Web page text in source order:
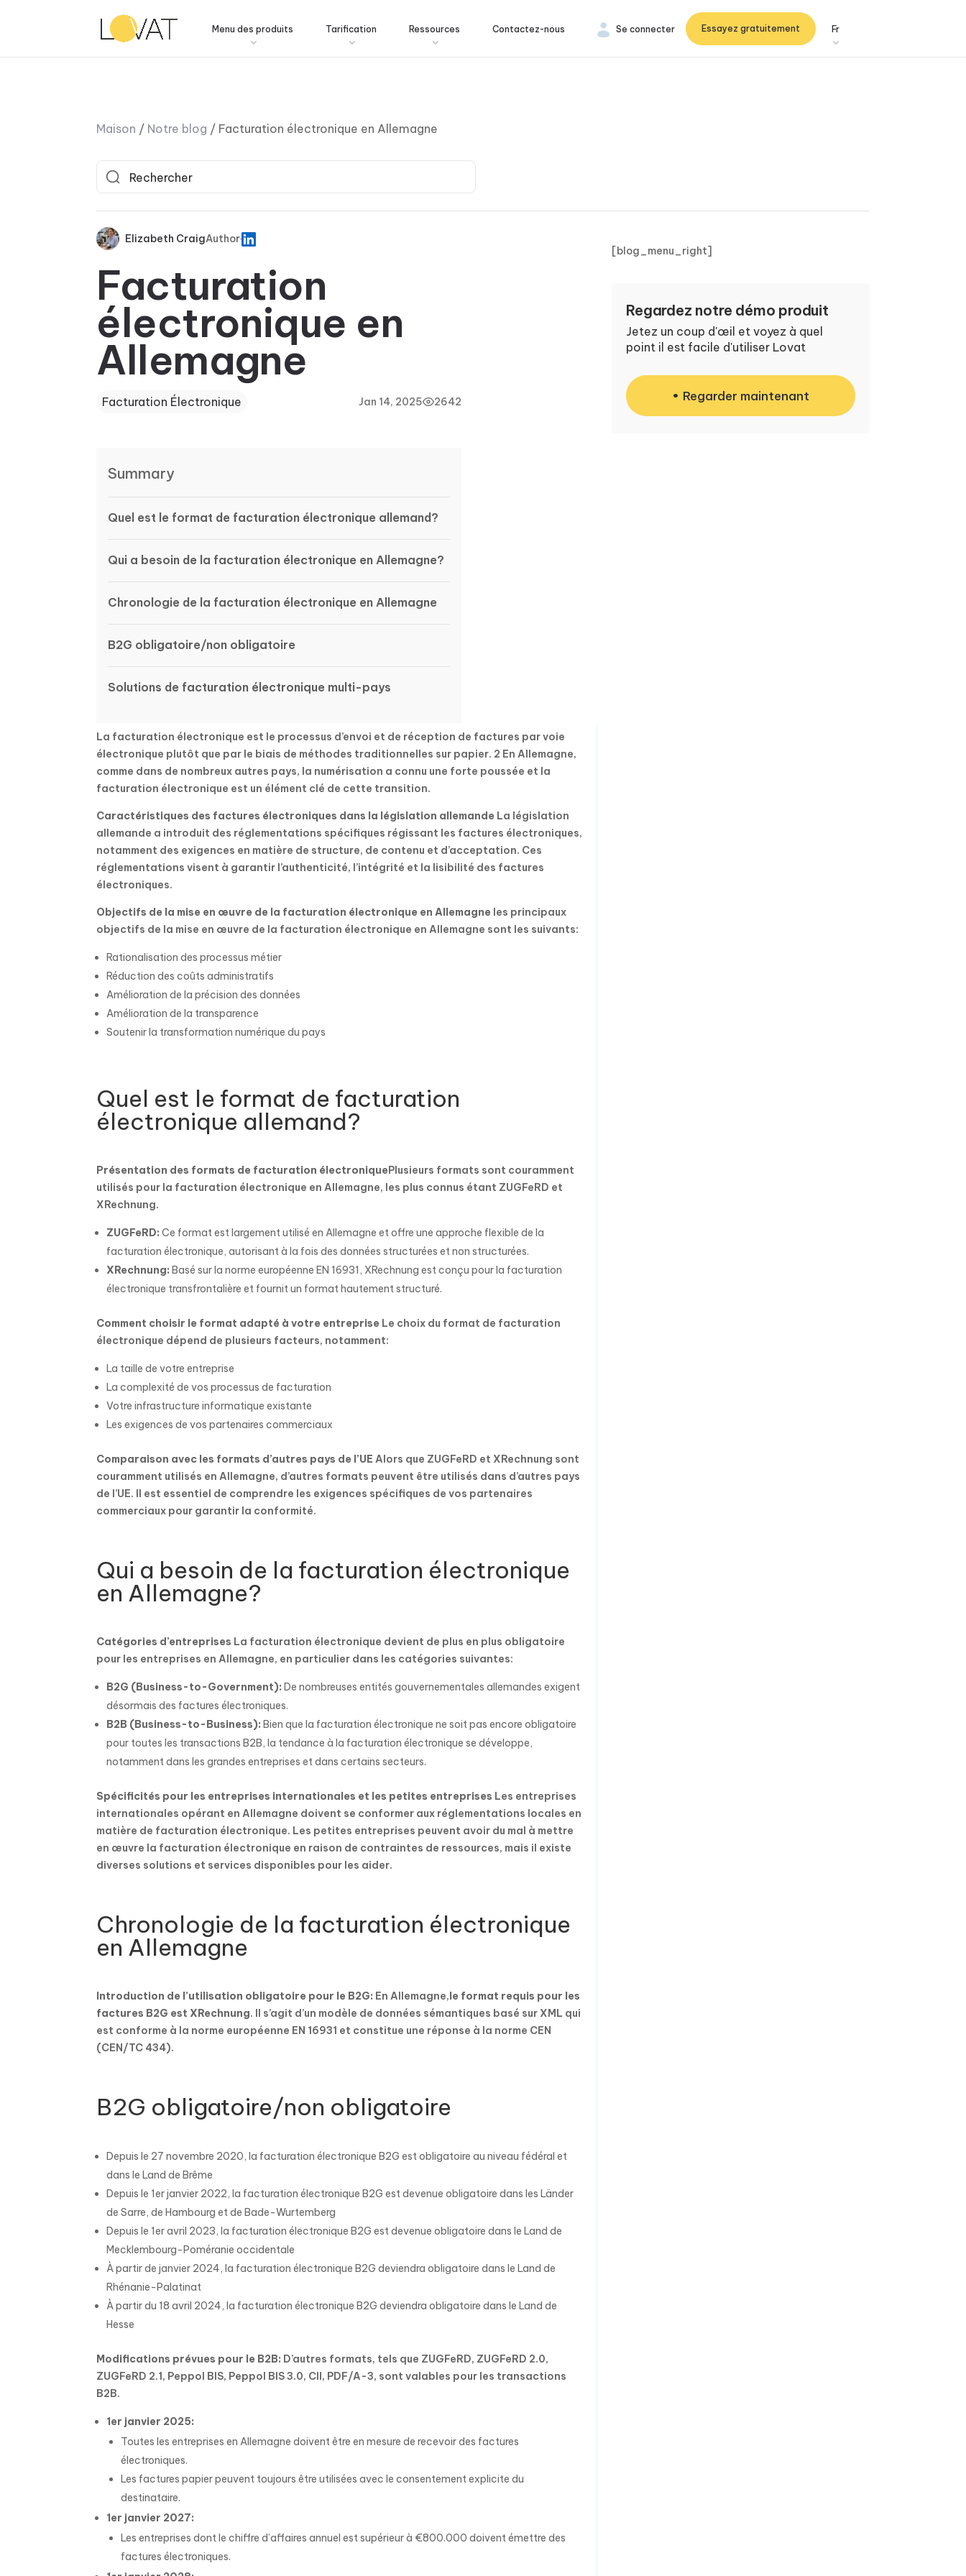
Menu des produits Tarification Ressources Contactez-nous Fr
Essayez gratuitement
Se connecter
Maison / Notre blog / Facturation électronique en Allemagne
Elizabeth CraigAuthor
Facturation
électronique en
Allemagne
Facturation Électronique Jan 14, 2025 2642
Summary
Quel est le format de facturation électronique allemand?
Qui a besoin de la facturation électronique en Allemagne?
Chronologie de la facturation électronique en Allemagne
B2G obligatoire/non obligatoire
Solutions de facturation électronique multi-pays
La facturation électronique est le processus d’envoi et de réception de factures par voie
électronique plutôt que par le biais de méthodes traditionnelles sur papier. 2 En Allemagne,
comme dans de nombreux autres pays, la numérisation a connu une forte poussée et la
facturation électronique est un élément clé de cette transition.
Caractéristiques des factures électroniques dans la législation allemande La législation
allemande a introduit des réglementations spécifiques régissant les factures électroniques,
notamment des exigences en matière de structure, de contenu et d’acceptation. Ces
réglementations visent à garantir l’authenticité, l’intégrité et la lisibilité des factures
électroniques.
Objectifs de la mise en œuvre de la facturation électronique en Allemagne les principaux
objectifs de la mise en œuvre de la facturation électronique en Allemagne sont les suivants:
Rationalisation des processus métier
Réduction des coûts administratifs
Amélioration de la précision des données
Amélioration de la transparence
Soutenir la transformation numérique du pays
Quel est le format de facturation
électronique allemand?
Présentation des formats de facturation électroniquePlusieurs formats sont couramment
utilisés pour la facturation électronique en Allemagne, les plus connus étant ZUGFeRD et
XRechnung.
ZUGFeRD: Ce format est largement utilisé en Allemagne et offre une approche flexible de la
facturation électronique, autorisant à la fois des données structurées et non structurées.
XRechnung: Basé sur la norme européenne EN 16931, XRechnung est conçu pour la facturation
électronique transfrontalière et fournit un format hautement structuré.
Comment choisir le format adapté à votre entreprise Le choix du format de facturation
électronique dépend de plusieurs facteurs, notamment:
La taille de votre entreprise
La complexité de vos processus de facturation
Votre infrastructure informatique existante
Les exigences de vos partenaires commerciaux
Comparaison avec les formats d’autres pays de l’UE Alors que ZUGFeRD et XRechnung sont
couramment utilisés en Allemagne, d’autres formats peuvent être utilisés dans d’autres pays
de l’UE. Il est essentiel de comprendre les exigences spécifiques de vos partenaires
commerciaux pour garantir la conformité.
Qui a besoin de la facturation électronique
en Allemagne?
Catégories d’entreprises La facturation électronique devient de plus en plus obligatoire
pour les entreprises en Allemagne, en particulier dans les catégories suivantes:
B2G (Business-to-Government): De nombreuses entités gouvernementales allemandes exigent
désormais des factures électroniques.
B2B (Business-to-Business): Bien que la facturation électronique ne soit pas encore obligatoire
pour toutes les transactions B2B, la tendance à la facturation électronique se développe,
notamment dans les grandes entreprises et dans certains secteurs.
Spécificités pour les entreprises internationales et les petites entreprises Les entreprises
internationales opérant en Allemagne doivent se conformer aux réglementations locales en
matière de facturation électronique. Les petites entreprises peuvent avoir du mal à mettre
en œuvre la facturation électronique en raison de contraintes de ressources, mais il existe
diverses solutions et services disponibles pour les aider.
Chronologie de la facturation électronique
en Allemagne
Introduction de l’utilisation obligatoire pour le B2G: En Allemagne,le format requis pour les
factures B2G est XRechnung. Il s’agit d’un modèle de données sémantiques basé sur XML qui
est conforme à la norme européenne EN 16931 et constitue une réponse à la norme CEN
(CEN/TC 434).
B2G obligatoire/non obligatoire
Depuis le 27 novembre 2020, la facturation électronique B2G est obligatoire au niveau fédéral et
dans le Land de Brême
Depuis le 1er janvier 2022, la facturation électronique B2G est devenue obligatoire dans les Länder
de Sarre, de Hambourg et de Bade-Wurtemberg
Depuis le 1er avril 2023, la facturation électronique B2G est devenue obligatoire dans le Land de
Mecklembourg-Poméranie occidentale
À partir de janvier 2024, la facturation électronique B2G deviendra obligatoire dans le Land de
Rhénanie-Palatinat
À partir du 18 avril 2024, la facturation électronique B2G deviendra obligatoire dans le Land de
Hesse
Modifications prévues pour le B2B: D’autres formats, tels que ZUGFeRD, ZUGFeRD 2.0,
ZUGFeRD 2.1, Peppol BIS, Peppol BIS 3.0, CII, PDF/A-3, sont valables pour les transactions
B2B.
1er janvier 2025:
Toutes les entreprises en Allemagne doivent être en mesure de recevoir des factures
électroniques.
Les factures papier peuvent toujours être utilisées avec le consentement explicite du
destinataire.
1er janvier 2027:
Les entreprises dont le chiffre d’affaires annuel est supérieur à €800.000 doivent émettre des
factures électroniques.
[blog_menu_right]
Regardez notre démo produit
Jetez un coup d'œil et voyez à quel
point il est facile d'utiliser Lovat
Regarder maintenant